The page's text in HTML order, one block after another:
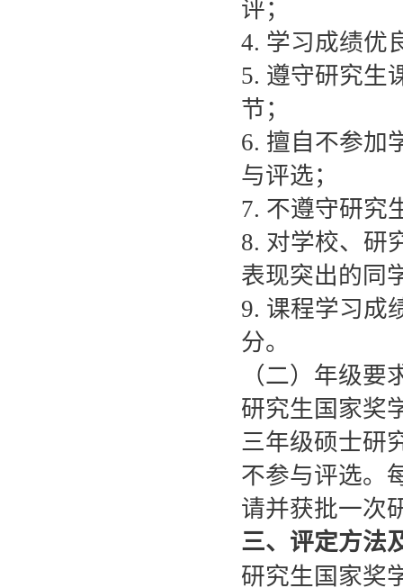
评；
4. 学习成绩优
5. 遵守研究生
节；
6. 擅自不参加
与评选；
7. 不遵守研究
8. 对学校、研
表现突出的同
9. 课程学习成
分。
（二）年级要
研究生国家奖
三年级硕士研
不参与评选。
请并获批一次
三、评定方法
研究生国家奖